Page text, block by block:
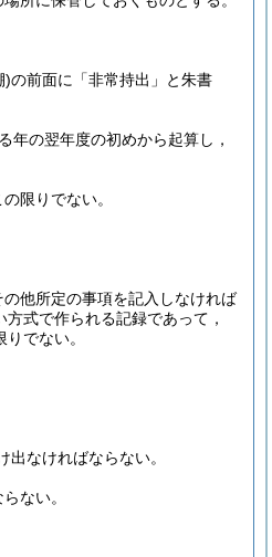
)の前面に「非常持出」と朱書
年の翌年度の初めから起算し，
限りでない。
他所定の事項を記入しなければ
式で作られる記録であって，
でない。
なければならない。
ない。